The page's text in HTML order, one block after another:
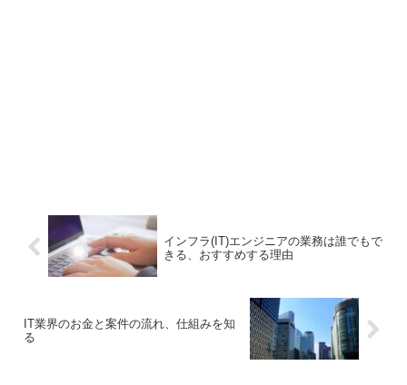
インフラ(IT)エンジニアの業務は誰でもで
きる、おすすめする理由
IT業界のお金と案件の流れ、仕組みを知
る